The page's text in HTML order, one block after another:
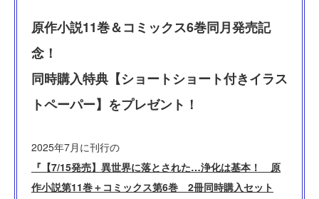
原作小説11巻＆コミックス6巻同月発売記
念！
同時購入特典【ショートショート付きイラス
トペーパー】をプレゼント！
2025年7月に刊行の
『【7/15発売】異世界に落とされた…浄化は基本！ 原
作小説第11巻＋コミックス第6巻 2冊同時購入セット